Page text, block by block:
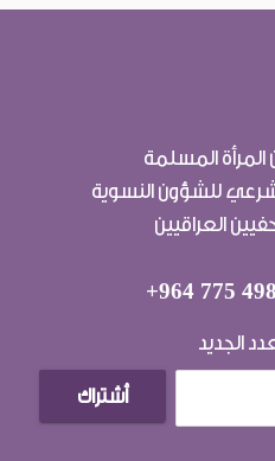
المسلمة
للشؤون النسوية
العراقيين
+964 775
الجديد
أشتراك